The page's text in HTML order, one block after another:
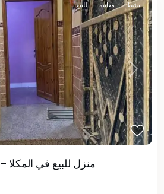
Next
للبيع معاينة نشط
منزل للبيع في